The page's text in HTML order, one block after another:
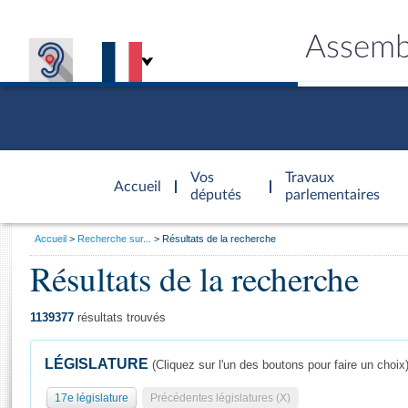
Accueil
d'accueil
Vos
députés
Travaux
parlementaires
Général
Vous
Accueil Recherche sur... Résultats de la recherche
Résultats de la recherche
1139377 résultats trouvés
LÉGISLATURE (Cliquez sur l'un des boutons pour faire un choix)
17e législature Précédentes législatures (X)